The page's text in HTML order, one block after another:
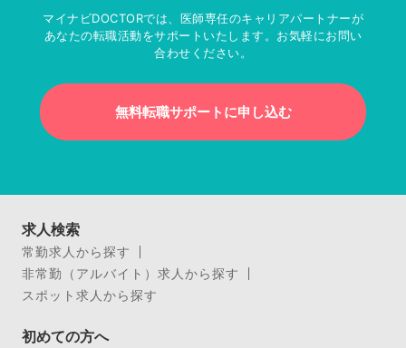
マイナビDOCTORでは、医師専任のキャリアパートナーが
あなたの転職活動をサポートいたします。お気軽にお問い
合わせください。
無料転職サポートに申し込む
求人検索
常勤求人から探す
非常勤（アルバイト）求人から探す
スポット求人から探す
初めての方へ